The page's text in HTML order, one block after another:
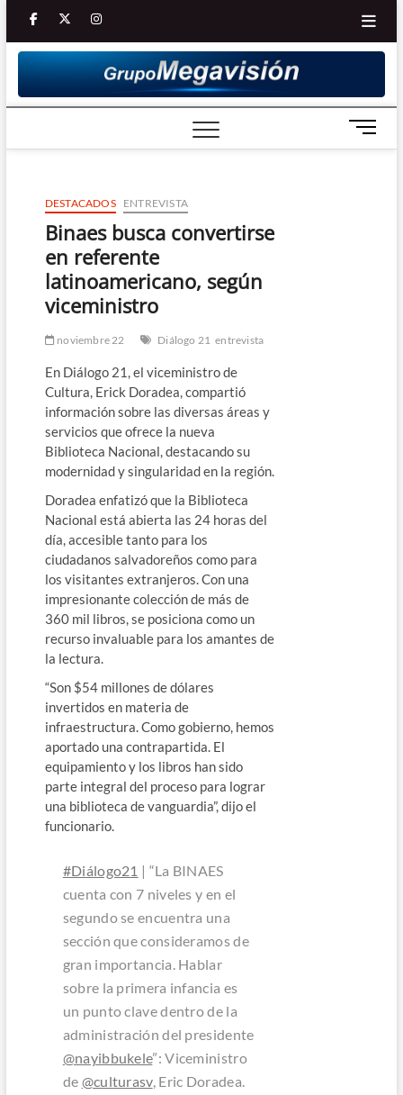
Saltar
contenido
facebooktwitter
Youtube
instagram
B
o
DESTACADOS ENTREVISTA
Binaes busca convertirse
en referente
latinoamericano, según
viceministro
noviembre 22 Diálogo 21 entrevista
En Diálogo 21, el viceministro de
Cultura, Erick Doradea, compartió
información sobre las diversas áreas y
servicios que ofrece la nueva
Biblioteca Nacional, destacando su
modernidad y singularidad en la región.
Doradea enfatizó que la Biblioteca
Nacional está abierta las 24 horas del
día, accesible tanto para los
ciudadanos salvadoreños como para
los visitantes extranjeros. Con una
impresionante colección de más de
360 mil libros, se posiciona como un
recurso invaluable para los amantes de
la lectura.
“Son $54 millones de dólares
invertidos en materia de
infraestructura. Como gobierno, hemos
aportado una contrapartida. El
equipamiento y los libros han sido
parte integral del proceso para lograr
una biblioteca de vanguardia”, dijo el
funcionario.
#Diálogo21 | “La BINAES
cuenta con 7 niveles y en el
segundo se encuentra una
sección que consideramos de
gran importancia. Hablar
sobre la primera infancia es
un punto clave dentro de la
administración del presidente
@nayibbukele”: Viceministro
de @culturasv, Eric Doradea.